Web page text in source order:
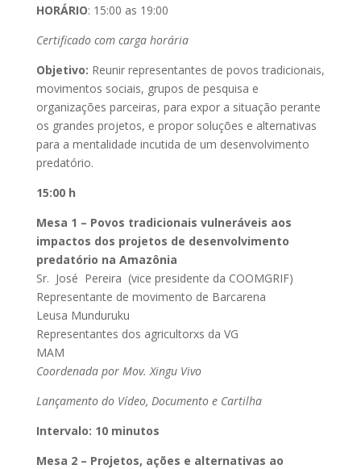
HORÁRIO: 15:00 as 19:00
Certificado com carga horária
Objetivo: Reunir representantes de povos tradicionais,
movimentos sociais, grupos de pesquisa e
organizações parceiras, para expor a situação perante
os grandes projetos, e propor soluções e alternativas
para a mentalidade incutida de um desenvolvimento
predatório.
15:00 h
Mesa 1 – Povos tradicionais vulneráveis aos
impactos dos projetos de desenvolvimento
predatório na Amazônia
Sr. José Pereira (vice presidente da COOMGRIF)
Representante de movimento de Barcarena
Leusa Munduruku
Representantes dos agricultorxs da VG
MAM
Coordenada por Mov. Xingu Vivo
Lançamento do Vídeo, Documento e Cartilha
Intervalo: 10 minutos
Mesa 2 – Projetos, ações e alternativas ao